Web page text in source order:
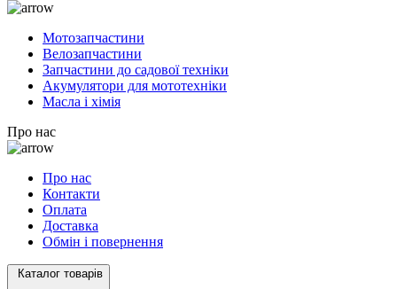
Мотозапчастини
Велозапчастини
Запчастини до садової техніки
Акумулятори для мототехніки
Масла і хімія
Про нас
Про нас
Контакти
Оплата
Доставка
Обмін і повернення
Каталог товарів